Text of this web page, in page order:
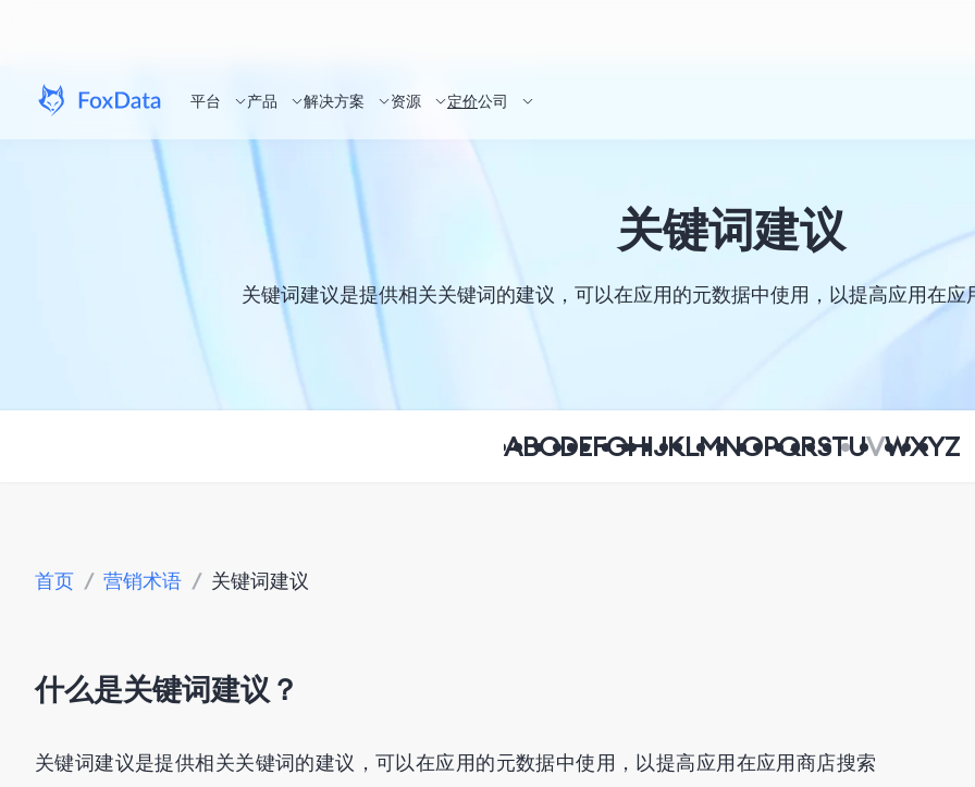
平台 产品 解决方案 资源 定价公司
关键词建议
关键词建议是提供相关关键词的建议，可以在应用的元数据中使用，以提高应用在
ABCDEFGHIJKLMNOPQRSTUVWXYZ
首页 / 营销术语 / 关键词建议
什么是关键词建议？
关键词建议是提供相关关键词的建议，可以在应用的元数据中使用，以提高应用在应用商店搜索